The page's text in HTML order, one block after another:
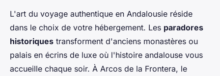
L'art du voyage authentique en Andalousie réside
dans le choix de votre hébergement. Les paradores
historiques transforment d'anciens monastères ou
palais en écrins de luxe où l'histoire andalouse vous
accueille chaque soir. À Arcos de la Frontera, le